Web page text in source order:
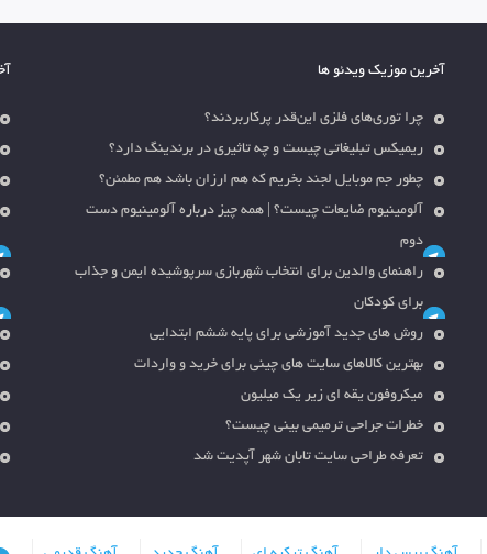
آخرین موزیک ویدئو ها
چرا توری‌های فلزی این‌قدر پرکاربردند؟
ریمیکس تبلیغاتی چیست و چه تاثیری در برندینگ دارد؟
چطور جم موبایل لجند بخریم که هم ارزان باشد هم مطمئن؟
آلومینیوم ضایعات چیست؟ | همه چیز درباره آلومینیوم دست
دوم
راهنمای والدین برای انتخاب شهربازی سرپوشیده ایمن و جذاب
برای کودکان
روش های جدید آموزشی برای پایه ششم ابتدایی
بهترین کالاهای سایت های چینی برای خرید و واردات
میکروفون یقه ای زیر یک میلیون
خطرات جراحی ترمیمی بینی چیست؟
تعرفه طراحی سایت تابان شهر آپدیت شد